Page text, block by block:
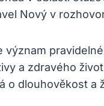
Nový v
význam
a zdravého
o dlouhověkost